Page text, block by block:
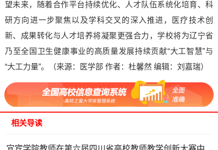
望未来，随着合作平台持续优化、人才队伍系统化培育、科
研方向进一步聚焦以及学科交叉的深入推进，医疗技术创
新、成果转化与人才培养将凝聚更强合力，学校将为辽宁省
乃至全国卫生健康事业的高质量发展持续贡献“大工智慧”与
“大工力量”。（来源：医学部 作者：杜馨然 编辑：刘嘉瑞）
相关导读